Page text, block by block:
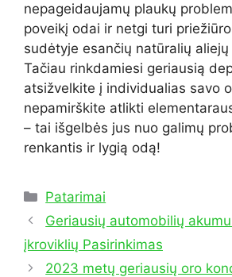
nepageidaujamų plaukų
poveikį odai ir netgi turi
sudėtyje esančių natūralių
Tačiau rinkdamiesi geriausią
atsižvelkite į individualias savo
nepamirškite atlikti
– tai išgelbės jus nuo galimų
renkantis ir lygią odą!
Kategorijos
Patarimai
Geriausių automobilių
įkroviklių Pasirinkimas
2023 metų geriausių oro